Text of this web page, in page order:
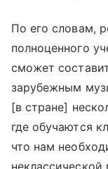
По его словам,
полноценного
сможет
зарубежным
[в стране]
где обучаются
что нам